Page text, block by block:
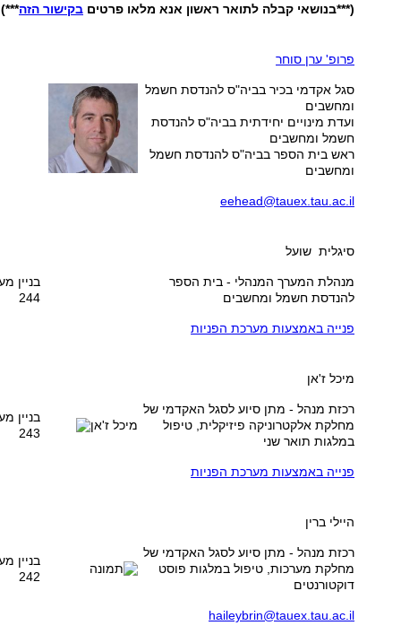
(***בנושאי קבלה לתואר ראשון אנא מלאו פרטים בקישור הזה***)
פרופ' ערן סוחר
סגל אקדמי בכיר בביה"ס להנדסת חשמל
ומחשבים
ועדת מינויים יחידתית בביה"ס להנדסת
חשמל ומחשבים
ראש בית הספר בביה"ס להנדסת חשמל
ומחשבים
eehead@tauex.tau.ac.il
סיגלית שועל
מנהלת המערך המנהלי - בית הספר
להנדסת חשמל ומחשבים
פנייה באמצעות מערכת הפניות
בניין
244
מיכל ז'אן
רכזת מנהל - מתן סיוע לסגל האקדמי של
מחלקת אלקטרוניקה פיזיקלית, טיפול
במלגות תואר שני
פנייה באמצעות מערכת הפניות
בניין
243
היילי ברין
רכזת מנהל - מתן סיוע לסגל האקדמי של
מחלקת מערכות, טיפול במלגות פוסט
דוקטורנטים
haileybrin@tauex.tau.ac.il
בניין
242